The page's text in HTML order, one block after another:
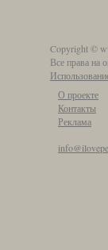
Copyright ©
Все права на
О проекте
Контакты
Реклама